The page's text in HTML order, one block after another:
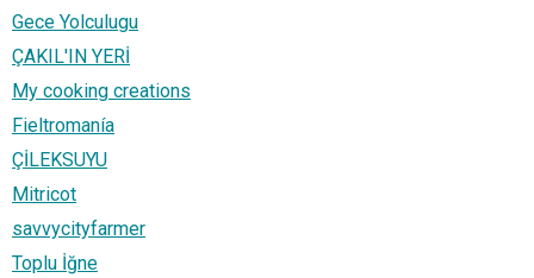
Gece Yolculugu
ÇAKIL'IN YERİ
My cooking creations
Fieltromanía
ÇİLEKSUYU
Mitricot
savvycityfarmer
Toplu İğne